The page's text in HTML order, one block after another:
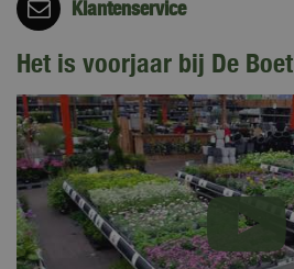
Klantenservice
Het is voorjaar bij De Boet